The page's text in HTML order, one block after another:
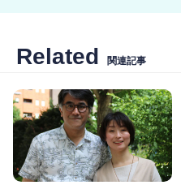
Related 関連記事